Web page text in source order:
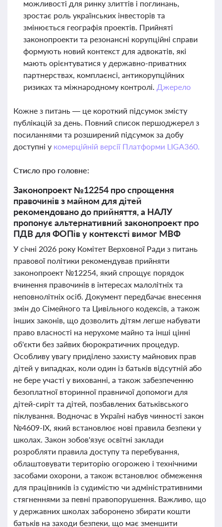
можливості для ринку злиттів і поглинань,
зростає роль українських інвесторів та
змінюється географія проектів. Прийняті
законопроекти та резонансні корупційні справи
формують новий контекст для адвокатів, які
мають орієнтуватися у державно-приватних
партнерствах, комплаєнсі, антикорупційних
ризиках та міжнародному контролі. Джерело
Кожне з питань — це короткий підсумок змісту
публікацій за день. Повний список першоджерел з
посиланнями та розширений підсумок за добу
доступні у комерційній версії Платформи LIGA360.
Стисло про головне:
Законопроект №12254 про спрощення
правочинів з майном для дітей
рекомендовано до прийняття, а НАЛУ
пропонує альтернативний законопроект про
ПДВ для ФОПів у контексті вимог МВФ
У січні 2026 року Комітет Верховної Ради з питань
правової політики рекомендував прийняти
законопроект №12254, який спрощує порядок
вчинення правочинів в інтересах малолітніх та
неповнолітніх осіб. Документ передбачає внесення
змін до Сімейного та Цивільного кодексів, а також
інших законів, що дозволить дітям легше набувати
право власності на нерухоме майно та інші цінні
об'єкти без зайвих бюрократичних процедур.
Особливу увагу приділено захисту майнових прав
дітей у випадках, коли один із батьків відсутній або
не бере участі у вихованні, а також забезпеченню
безоплатної вторинної правничої допомоги для
дітей-сиріт та дітей, позбавлених батьківського
піклування. Водночас в Україні набув чинності закон
№4609-IX, який встановлює нові правила безпеки у
школах. Закон зобов'язує освітні заклади
розробляти правила доступу та перебування,
облаштовувати територію огорожею і технічними
засобами охорони, а також встановлює обмеження
для працівників із судимістю чи адміністративними
стягненнями за певні правопорушення. Важливо, що
у державних школах заборонено збирати кошти
батьків на заходи безпеки, що має зменшити